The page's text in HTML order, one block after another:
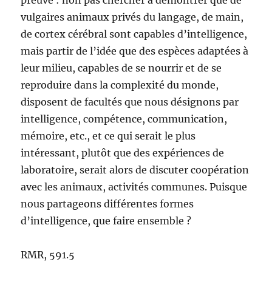
vulgaires animaux privés du langage, de main,
de cortex cérébral sont capables d’intelligence,
mais partir de l’idée que des espèces adaptées à
leur milieu, capables de se nourrir et de se
reproduire dans la complexité du monde,
disposent de facultés que nous désignons par
intelligence, compétence, communication,
mémoire, etc., et ce qui serait le plus
intéressant, plutôt que des expériences de
laboratoire, serait alors de discuter coopération
avec les animaux, activités communes. Puisque
nous partageons différentes formes
d’intelligence, que faire ensemble ?
RMR, 591.5